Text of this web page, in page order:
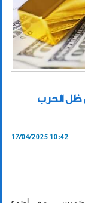
ظل الحرب
17/04/2025 10:42